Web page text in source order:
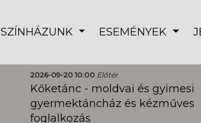
SZÍNHÁZUNK ESEMÉNYEK
2026-09-20 10:00 Előtér
Kőketánc - moldvai és gyimesi
gyermektáncház és kézműves
foglalkozás